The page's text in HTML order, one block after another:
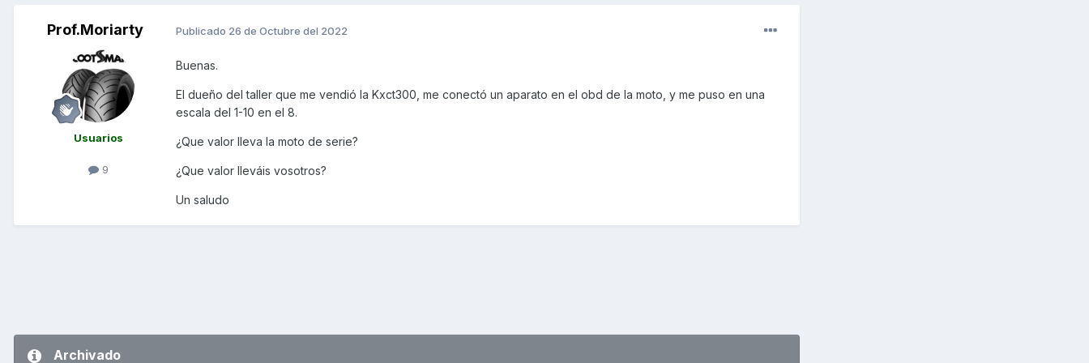
Prof.Moriarty
Usuarios
9
Publicado 26 de Octubre del 2022
Buenas.
El dueño del taller que me vendió la Kxct300, me conectó un aparato en el obd de la moto, y me puso en una
escala del 1-10 en el 8.
¿Que valor lleva la moto de serie?
¿Que valor lleváis vosotros?
Un saludo
Archivado